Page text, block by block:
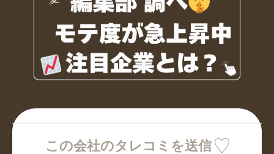
この会社のタレコミを送信